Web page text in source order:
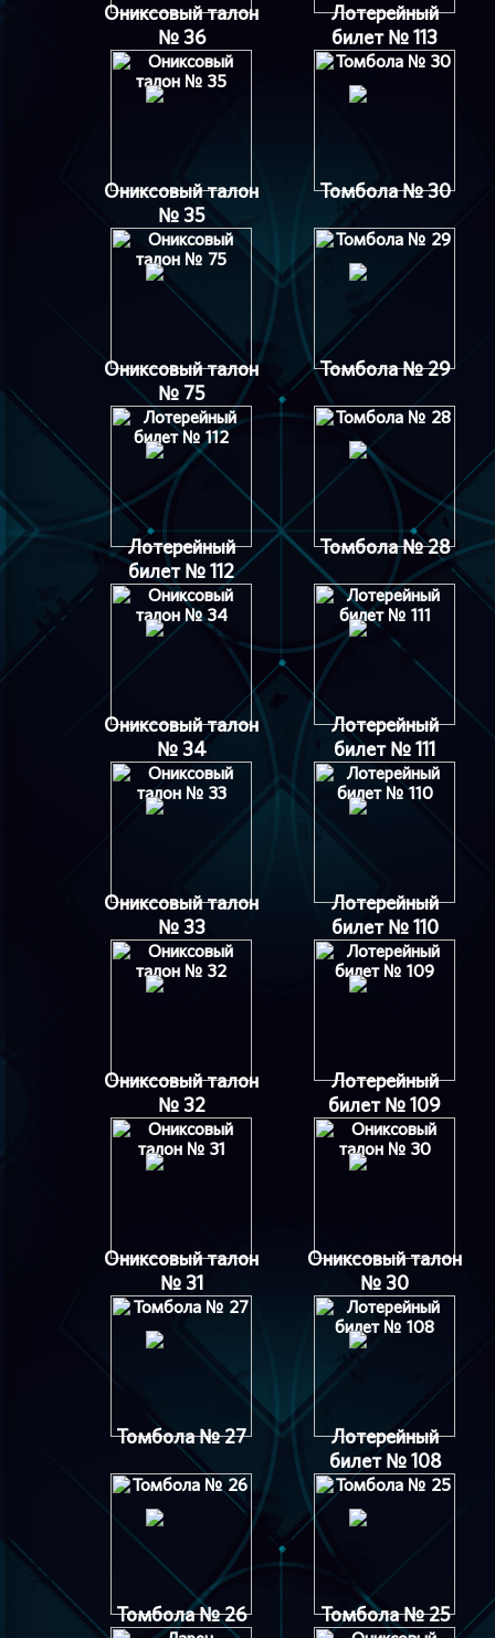
Ониксовый талон
№ 36
Лотерейный
билет № 113
Ониксовый талон
№ 35
Томбола № 30
Ониксовый талон
№ 75
Томбола № 29
Лотерейный
билет № 112
Томбола № 28
Ониксовый талон
№ 34
Лотерейный
билет № 111
Ониксовый талон
№ 33
Лотерейный
билет № 110
Ониксовый талон
№ 32
Лотерейный
билет № 109
Ониксовый талон
№ 31
Ониксовый талон
№ 30
Томбола № 27
Лотерейный
билет № 108
Томбола № 26 Томбола № 25